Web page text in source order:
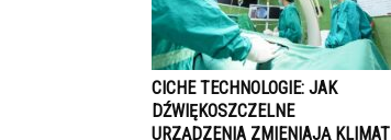
CICHE TECHNOLOGIE: JAK
DŹWIĘKOSZCZELNE
URZĄDZENIA ZMIENIAJĄ KLIMAT